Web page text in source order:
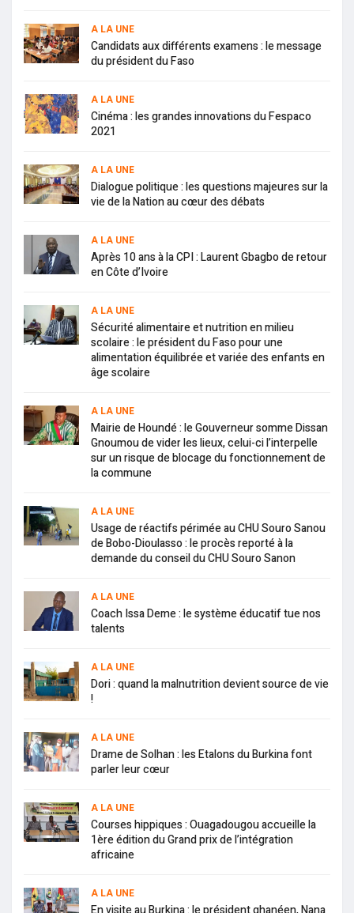
A LA UNE
Candidats aux différents examens : le message
du président du Faso
A LA UNE
Cinéma : les grandes innovations du Fespaco
2021
A LA UNE
Dialogue politique : les questions majeures sur la
vie de la Nation au cœur des débats
A LA UNE
Après 10 ans à la CPI : Laurent Gbagbo de retour
en Côte d’Ivoire
A LA UNE
Sécurité alimentaire et nutrition en milieu
scolaire : le président du Faso pour une
alimentation équilibrée et variée des enfants en
âge scolaire
A LA UNE
Mairie de Houndé : le Gouverneur somme Dissan
Gnoumou de vider les lieux, celui-ci l’interpelle
sur un risque de blocage du fonctionnement de
la commune
A LA UNE
Usage de réactifs périmée au CHU Souro Sanou
de Bobo-Dioulasso : le procès reporté à la
demande du conseil du CHU Souro Sanon
A LA UNE
Coach Issa Deme : le système éducatif tue nos
talents
A LA UNE
Dori : quand la malnutrition devient source de vie
!
A LA UNE
Drame de Solhan : les Etalons du Burkina font
parler leur cœur
A LA UNE
Courses hippiques : Ouagadougou accueille la
1ère édition du Grand prix de l’intégration
africaine
A LA UNE